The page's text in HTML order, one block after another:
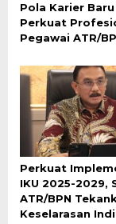
Pola Karier
Perkuat
Pegawai ATR/
Perkuat
IKU 2025-2029,
ATR/BPN
Keselarasan